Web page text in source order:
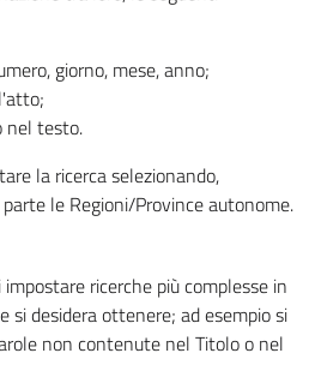
giorno, mese, anno;
nel testo.
la ricerca selezionando,
le Regioni/Province autonome.
ricerche più complesse in
si desidera ottenere; ad esempio si
non contenute nel Titolo o nel